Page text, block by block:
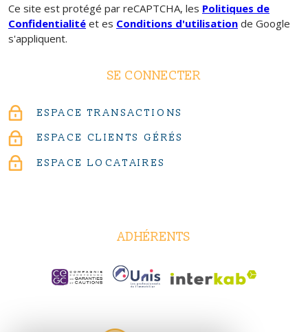
Ce site est protégé par reCAPTCHA, les Politiques de
Confidentialité et es Conditions d'utilisation de Google
s'appliquent.
SE CONNECTER
ESPACE TRANSACTIONS
ESPACE CLIENTS GÉRÉS
ESPACE LOCATAIRES
ADHÉRENTS